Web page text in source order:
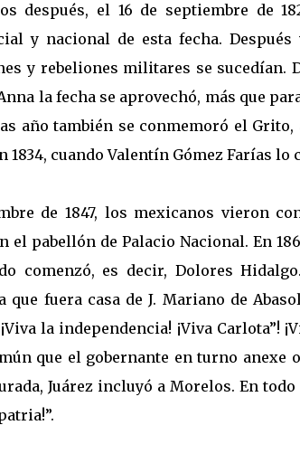
después, el 16 de septiembre de
y nacional de esta fecha.
y rebeliones militares se
la fecha se aprovechó, más que
año también se conmemoró el Grito,
1834, cuando Valentín Gómez Farías
de 1847, los mexicanos vieron
el pabellón de Palacio Nacional. En
comenzó, es decir, Dolores
que fuera casa de J. Mariano de
la independencia! ¡Viva Carlota”!
que el gobernante en turno anexe
Juárez incluyó a Morelos. En